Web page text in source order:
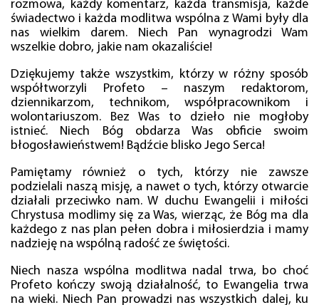
rozmowa, każdy komentarz, każda transmisja, każde
świadectwo i każda modlitwa wspólna z Wami były dla
nas wielkim darem. Niech Pan wynagrodzi Wam
wszelkie dobro, jakie nam okazaliście!
Dziękujemy także wszystkim, którzy w różny sposób
współtworzyli Profeto – naszym redaktorom,
dziennikarzom, technikom, współpracownikom i
wolontariuszom. Bez Was to dzieło nie mogłoby
istnieć. Niech Bóg obdarza Was obficie swoim
błogosławieństwem! Bądźcie blisko Jego Serca!
Pamiętamy również o tych, którzy nie zawsze
podzielali naszą misję, a nawet o tych, którzy otwarcie
działali przeciwko nam. W duchu Ewangelii i miłości
Chrystusa modlimy się za Was, wierząc, że Bóg ma dla
każdego z nas plan pełen dobra i miłosierdzia i mamy
nadzieję na wspólną radość ze świętości.
Niech nasza wspólna modlitwa nadal trwa, bo choć
Profeto kończy swoją działalność, to Ewangelia trwa
na wieki. Niech Pan prowadzi nas wszystkich dalej, ku